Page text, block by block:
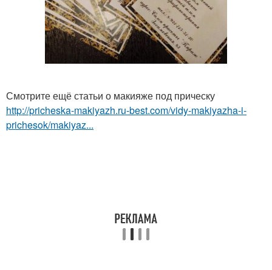
Смотрите ещё статьи о макияже под прическу
http://pricheska-makiyazh.ru-best.com/vidy-makiyazha-i-
prichesok/makiyaz...